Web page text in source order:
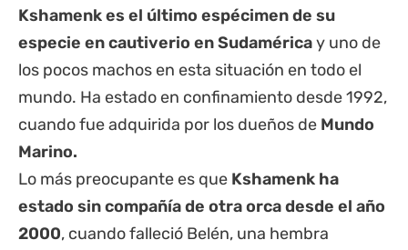
Kshamenk es el último espécimen de su
especie en cautiverio en Sudaméricay uno de
los pocos machos en esta situación en todo el
mundo. Ha estado en confinamiento desde 1992,
cuando fue adquirida por los dueños de Mundo
Marino.
Lo más preocupante es que Kshamenk ha
estado sin compañía de otra orca desde el año
2000, cuando falleció Belén, una hembra